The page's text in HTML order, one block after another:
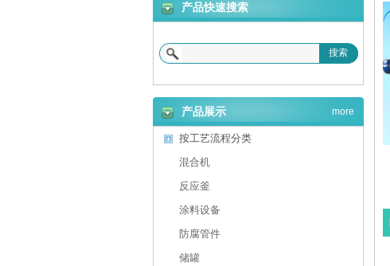
产品快速搜索
搜索
产品展示
按工艺流程分类
混合机
反应釜
涂料设备
防腐管件
储罐
more